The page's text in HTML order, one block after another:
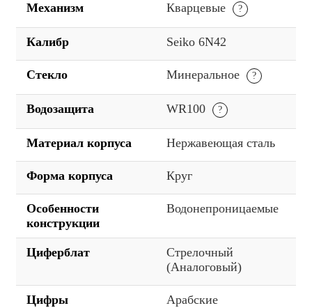
Механизм Кварцевые
Калибр Seiko 6N42
Стекло Минеральное
Водозащита WR100
Материал корпуса Нержавеющая сталь
Форма корпуса Круг
Особенности
конструкции
Водонепроницаемые
Циферблат
Стрелочный
(Аналоговый)
Цифры Арабские